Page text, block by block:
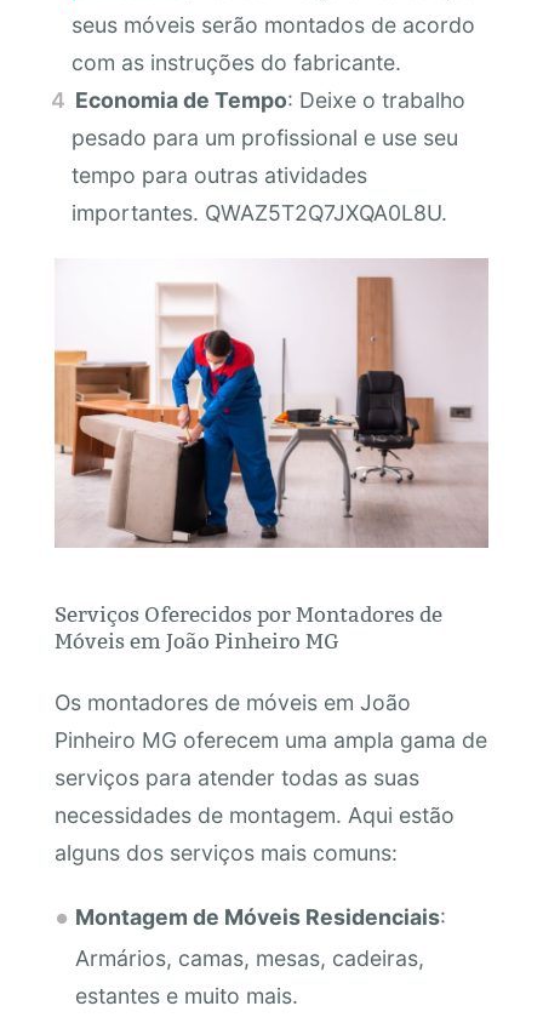
seus móveis serão montados de acordo
com as instruções do fabricante.
Economia de Tempo: Deixe o trabalho
pesado para um profissional e use seu
tempo para outras atividades
importantes. QWAZ5T2Q7JXQA0L8U.
Serviços Oferecidos por Montadores de
Móveis em João Pinheiro MG
Os montadores de móveis em João
Pinheiro MG oferecem uma ampla gama de
serviços para atender todas as suas
necessidades de montagem. Aqui estão
alguns dos serviços mais comuns:
Montagem de Móveis Residenciais:
Armários, camas, mesas, cadeiras,
estantes e muito mais.